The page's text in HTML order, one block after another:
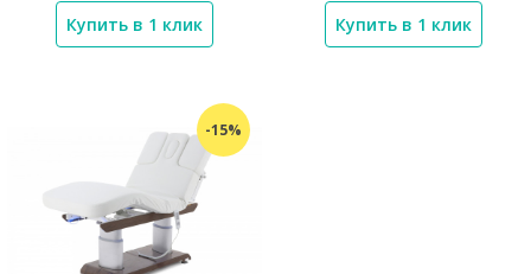
Купить в 1 клик Купить в 1 клик
-15%